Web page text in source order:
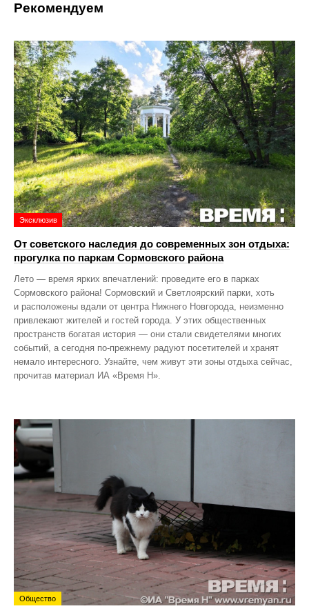
Рекомендуем
Эксклюзив
От советского наследия до современных зон отдыха:
прогулка по паркам Сормовского района
Лето — время ярких впечатлений: проведите его в парках
Сормовского района! Сормовский и Светлоярский парки, хоть
и расположены вдали от центра Нижнего Новгорода, неизменно
привлекают жителей и гостей города. У этих общественных
пространств богатая история — они стали свидетелями многих
событий, а сегодня по‑прежнему радуют посетителей и хранят
немало интересного. Узнайте, чем живут эти зоны отдыха сейчас,
прочитав материал ИА «Время Н».
Общество